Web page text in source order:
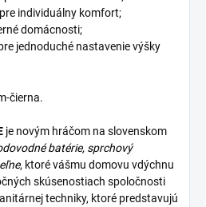
pre individuálny komfort;
domácnosti;
jednoduché nastavenie výšky
čierna.
je novým hráčom na slovenskom
batérie, sprchový
, ktoré vášmu domovu vdýchnu
skúsenostiach spoločnosti
techniky, ktoré predstavujú